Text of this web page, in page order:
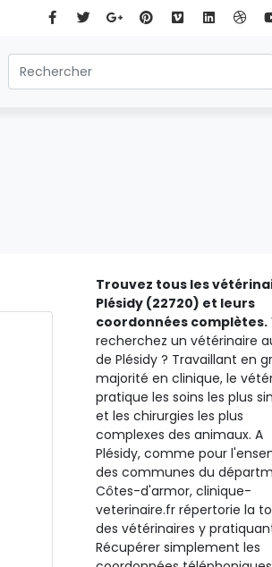
Trouvez tous les
Plésidy (22720) et leurs
coordonnées complètes.
recherchez un vétérinaire
de Plésidy ? Travaillant en
majorité en clinique, le
pratique les soins les plus
et les chirurgies les plus
complexes des animaux. A
Plésidy, comme pour
des communes du
Côtes-d'armor, clinique-
veterinaire.fr répertorie la
des vétérinaires y
Récupérer simplement les